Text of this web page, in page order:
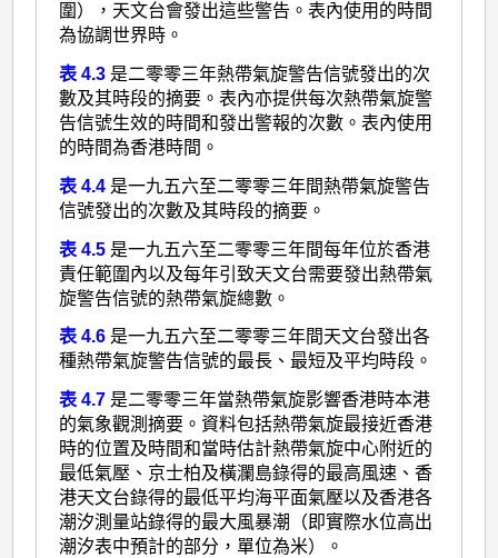
圍），天文台會發出這些警告。表內使用的時間
為協調世界時。
表 4.3 是二零零三年熱帶氣旋警告信號發出的次
數及其時段的摘要。表內亦提供每次熱帶氣旋警
告信號生效的時間和發出警報的次數。表內使用
的時間為香港時間。
表 4.4 是一九五六至二零零三年間熱帶氣旋警告
信號發出的次數及其時段的摘要。
表 4.5 是一九五六至二零零三年間每年位於香港
責任範圍內以及每年引致天文台需要發出熱帶氣
旋警告信號的熱帶氣旋總數。
表 4.6 是一九五六至二零零三年間天文台發出各
種熱帶氣旋警告信號的最長、最短及平均時段。
表 4.7 是二零零三年當熱帶氣旋影響香港時本港
的氣象觀測摘要。資料包括熱帶氣旋最接近香港
時的位置及時間和當時估計熱帶氣旋中心附近的
最低氣壓、京士柏及橫瀾島錄得的最高風速、香
港天文台錄得的最低平均海平面氣壓以及香港各
潮汐測量站錄得的最大風暴潮（即實際水位高出
潮汐表中預計的部分，單位為米）。